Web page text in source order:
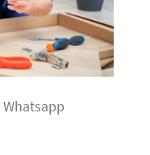
Whatsapp